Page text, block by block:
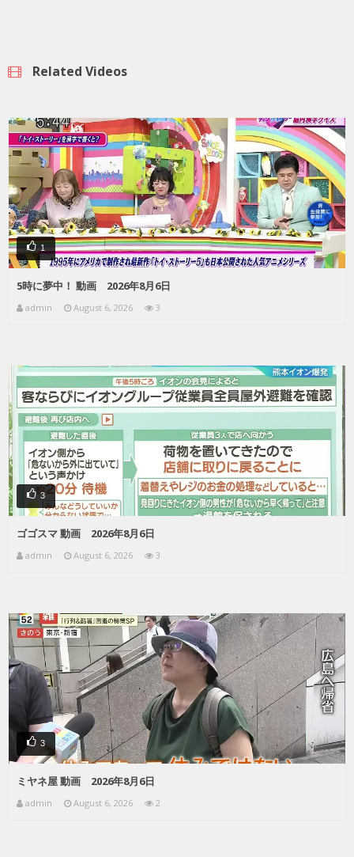
Related Videos
1
5時に夢中！ 動画 2026年8月6日
admin August 6, 2026 3
3
ゴゴスマ 動画 2026年8月6日
admin August 6, 2026 3
3
ミヤネ屋 動画 2026年8月6日
admin August 6, 2026 2